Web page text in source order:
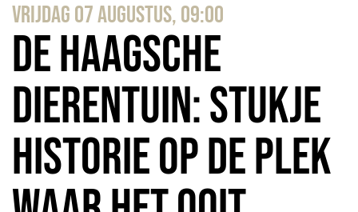
vrijdag 07 augustus, 09:00
De Haagsche
Dierentuin: stukje
historie op de plek